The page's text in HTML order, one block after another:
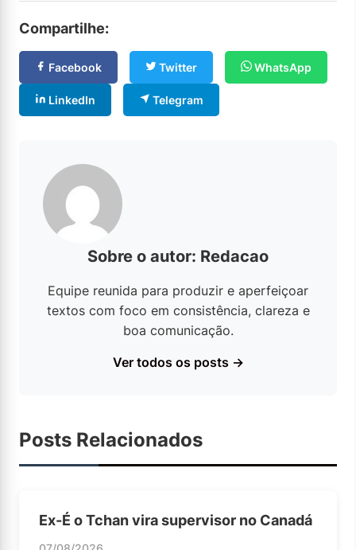
Compartilhe:
Facebook Twitter WhatsApp
LinkedIn Telegram
Sobre o autor: Redacao
Equipe reunida para produzir e aperfeiçoar
textos com foco em consistência, clareza e
boa comunicação.
Ver todos os posts →
Posts Relacionados
Ex-É o Tchan vira supervisor no Canadá